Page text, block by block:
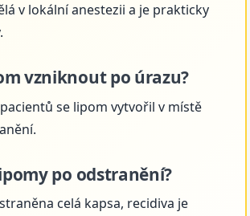
v lokální anestezii a je prakticky
vzniknout po úrazu?
se lipom vytvořil v místě
po odstranění?
celá kapsa, recidiva je